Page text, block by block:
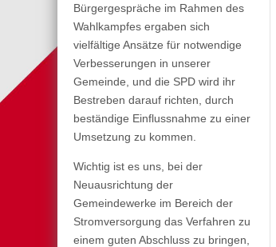
Bürgergespräche im Rahmen des
Wahlkampfes ergaben sich
vielfältige Ansätze für notwendige
Verbesserungen in unserer
Gemeinde, und die SPD wird ihr
Bestreben darauf richten, durch
beständige Einflussnahme zu einer
Umsetzung zu kommen.
Wichtig ist es uns, bei der
Neuausrichtung der
Gemeindewerke im Bereich der
Stromversorgung das Verfahren zu
einem guten Abschluss zu bringen,